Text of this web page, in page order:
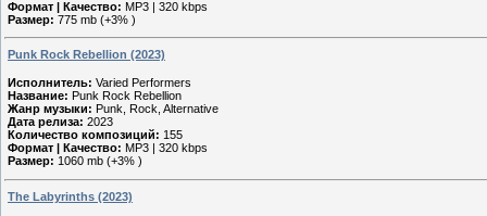
Формат | Качество: MP3 | 320 kbps
Размер: 775 mb (+3% )
Punk Rock Rebellion (2023)
Исполнитель: Varied Performers
Название: Punk Rock Rebellion
Жанр музыки: Punk, Rock, Alternative
Дата релиза: 2023
Количество композиций: 155
Формат | Качество: MP3 | 320 kbps
Размер: 1060 mb (+3% )
The Labyrinths (2023)